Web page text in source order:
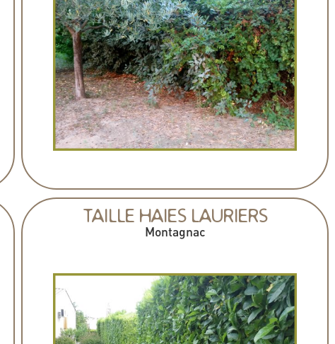
TAILLE HAIES LAURIERS
Montagnac